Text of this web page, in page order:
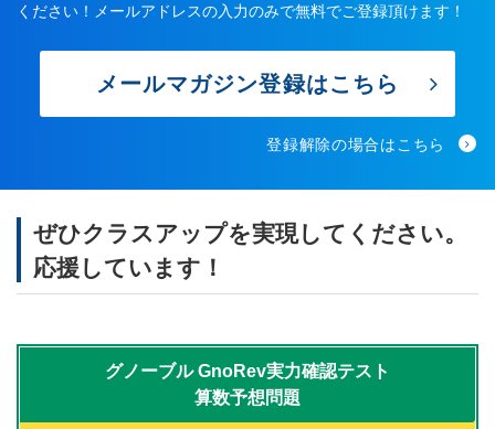
ください！メールアドレスの入力のみで無料でご登録頂けます！
メールマガジン登録はこちら
登録解除の場合はこちら
ぜひクラスアップを実現してください。
応援しています！
グノーブルGnoRev実力確認テスト
算数予想問題